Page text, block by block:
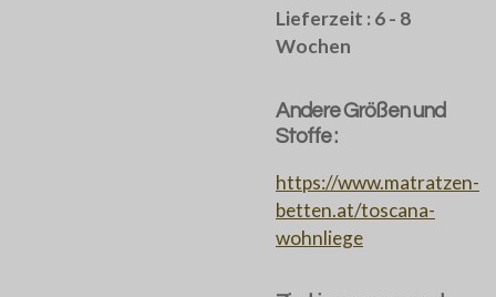
Lieferzeit : 6 - 8
Wochen
Andere Größen und
Stoffe :
https://www.matratzen-
betten.at/toscana-
wohnliege